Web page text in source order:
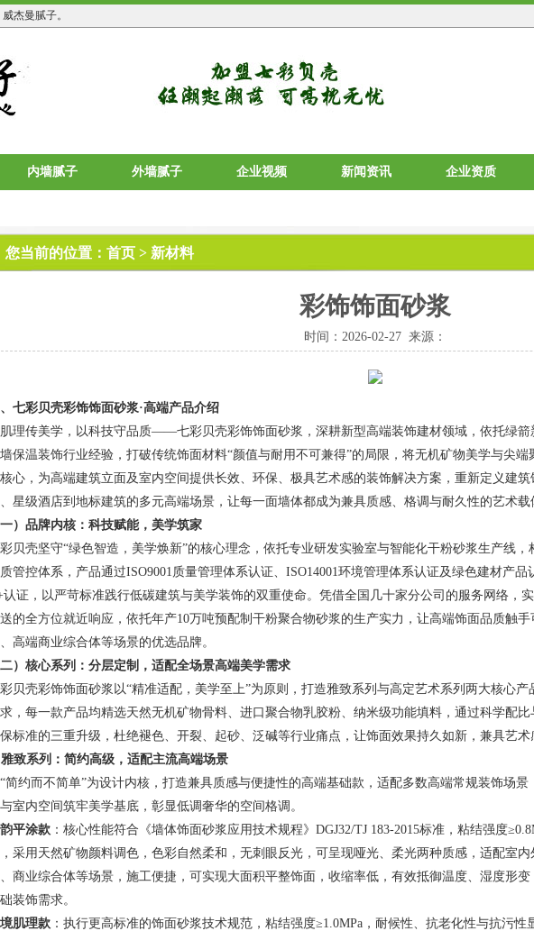
杰曼腻子。
内墙腻子 外墙腻子 企业视频 新闻资讯 企业资质
您当前的位置： 首页 > 新材料
彩饰饰面砂浆
时间：2026-02-27 来源：
七彩贝壳彩饰饰面砂浆·高端产品介绍
理传美学，以科技守品质——七彩贝壳彩饰饰面砂浆，深耕新型高端装饰建材领域，依托绿
保温装饰行业经验，打破传统饰面材料“颜值与耐用不可兼得”的局限，将无机矿物美学与尖
心，为高端建筑立面及室内空间提供长效、环保、极具艺术感的装饰解决方案，重新定义建
星级酒店到地标建筑的多元高端场景，让每一面墙体都成为兼具质感、格调与耐久性的艺术载
一）品牌内核：科技赋能，美学筑家
贝壳坚守“绿色智造，美学焕新”的核心理念，依托专业研发实验室与智能化干粉砂浆生产线
管控体系，产品通过ISO9001质量管理体系认证、ISO14001环境管理体系认证及绿色建材产
认证，以严苛标准践行低碳建筑与美学装饰的双重使命。凭借全国几十家分公司的服务网络，
的全方位就近响应，依托年产10万吨预配制干粉聚合物砂浆的生产实力，让高端饰面品质触
高端商业综合体等场景的优选品牌。
二）核心系列：分层定制，适配全场景高端美学需求
贝壳彩饰饰面砂浆以“精准适配，美学至上”为原则，打造雅致系列与高定艺术系列两大核心
，每一款产品均精选天然无机矿物骨料、进口聚合物乳胶粉、纳米级功能填料，通过科学配
标准的三重升级，杜绝褪色、开裂、起砂、泛碱等行业痛点，让饰面效果持久如新，兼具艺术
雅致系列：简约高级，适配主流高端场景
简约而不简单”为设计内核，打造兼具质感与便捷性的高端基础款，适配多数高端常规装饰场
室内空间筑牢美学基底，彰显低调奢华的空间格调。
平涂款 ：核心性能符合《墙体饰面砂浆应用技术规程》DGJ32/TJ 183-2015标准，粘结强度
采用天然矿物颜料调色，色彩自然柔和，无刺眼反光，可呈现哑光、柔光两种质感，适配室
商业综合体等场景，施工便捷，可实现大面积平整饰面，收缩率低，有效抵御温度、湿度形
装饰需求。
肌理款 ：执行更高标准的饰面砂浆技术规范，粘结强度≥1.0MPa，耐候性、抗老化性与抗污